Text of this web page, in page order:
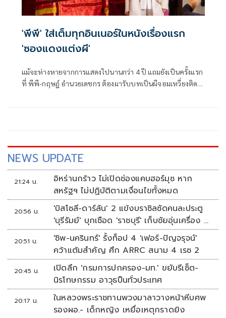
'พีพี' ใส่เต็มทุกอินเนอร์ในหนังเรื่องแรก
'ซองแดงแต่งผี'
แม้จะห่างหายจากการแสดงไปนานกว่า 4 ปี แถมยังเป็นครั้งแรก
ที่ พีพี-กฤษฏ์ อำนวยเดชกร ต้องมารับบทเป็นผีจอมเหวี่ยงติด
NEWS UPDATE
21:24 น.
อิหร่านกร้าว ไม่เปิดช่องแคบฮอร์มุซ หาก
สหรัฐฯ ไม่ปฏิบัติตามเงื่อนไขทั้งหมด
20:56 น.
'บิสโซลี-ดาร์ลัน' 2 แข้งบราซิลซัดคนละประตู
'บุรีรัมย์' บุกเชือด 'ราชบุรี' เก็บชัยอุ่นเครื่อง 4
นัดรวด
20:51 น.
'ชิพ-นครินทร์' รั้งท็อป 4 'เฟอร์-ปัญจรุจน์'
คว้าแต้มสำคัญ ศึก ARRC สนาม 4 เรซ 2
20:45 น.
เปิดลึก 'กรมการปกครอง-มท.' ขยับรีเซ็ต-
นิรโทษกรรม อาวุธปืนทั่วประเทศ
20:17 น.
ในหลวงพระราชทานพวงมาลาวางหน้าหีบศพ
รองผอ.- เด็กหญิง เหยื่อเหตุกราดยิง